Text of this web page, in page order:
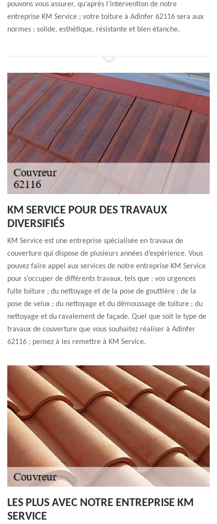
pouvons vous assurer, qu’après l’intervention de notre
entreprise KM Service ; votre toiture à Adinfer 62116 sera aux
normes : solide, esthétique, résistante et bien étanche.
KM SERVICE POUR DES TRAVAUX
DIVERSIFIÉS
KM Service est une entreprise spécialisée en travaux de
couverture qui dispose de plusieurs années d’expérience. Vous
pouvez faire appel aux services de notre entreprise KM Service
pour s’occuper de différents travaux, tels que : vos urgences
fuite toiture ; du nettoyage et de la pose de gouttière ; de la
pose de velux ; du nettoyage et du démoussage de toiture ; du
nettoyage et du ravalement de façade. Quel que soit le type de
travaux de couverture que vous souhaitez réaliser à Adinfer
62116 ; pensez à les remettre à KM Service.
LES PLUS AVEC NOTRE ENTREPRISE KM
SERVICE